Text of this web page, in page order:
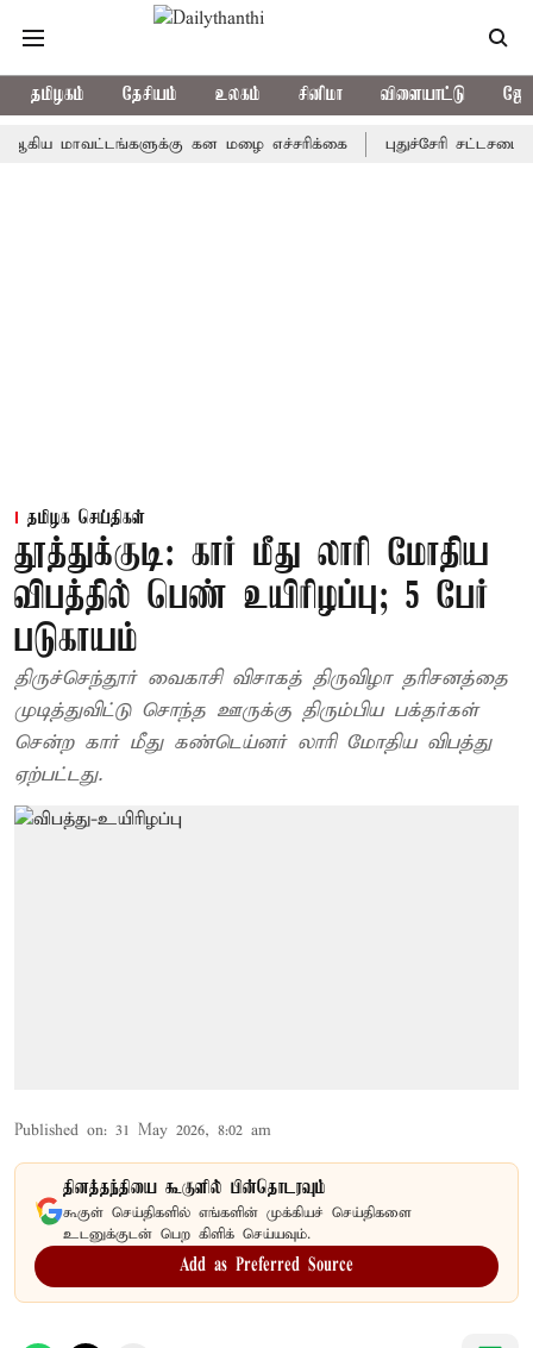
தமிழகம் தேசியம் உலகம் சினிமா விளையாட்டு
மாவட்டங்களுக்கு கன மழை எச்சரிக்கை புதுச்சேரி சட்டசபையில்
தமிழக செய்திகள்
தூத்துக்குடி: கார் மீது லாரி மோதிய
விபத்தில் பெண் உயிரிழப்பு; 5 பேர்
படுகாயம்
திருச்செந்தூர் வைகாசி விசாகத் திருவிழா தரிசனத்தை
முடித்துவிட்டு சொந்த ஊருக்கு திரும்பிய பக்தர்கள்
சென்ற கார் மீது கண்டெய்னர் லாரி மோதிய விபத்து
ஏற்பட்டது.
Published on: 31 May 2026, 8:02 am
தினத்தந்தியை கூகுளில் பின்தொடரவும்
கூகுள் செய்திகளில் எங்களின் முக்கியச் செய்திகளை
உடனுக்குடன் பெற கிளிக் செய்யவும்.
Add as Preferred Source